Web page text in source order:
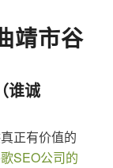
靖市谷
谁诚
正有价值的
SEO公司的